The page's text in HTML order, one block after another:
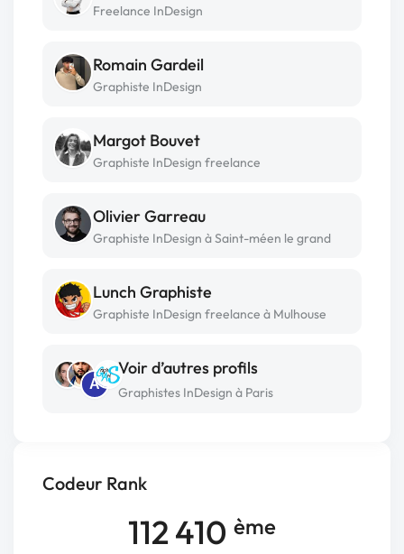
Codeur Rank
112 410 ème
Freelance InDesign
Romain Gardeil
Graphiste InDesign
Margot Bouvet
Graphiste InDesign freelance
Olivier Garreau
Graphiste InDesign à Saint-méen le grand
Lunch Graphiste
Graphiste InDesign freelance à Mulhouse
A
Voir d’autres profils
Graphistes InDesign à Paris